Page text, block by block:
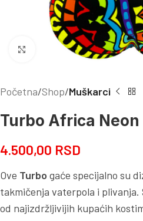
Kliknite za uvećanje
Početna Shop Muškarci
Turbo Africa Neon
4.500,00 RSD
Ove Turbo gaće specijalno su
takmičenja vaterpola i plivanja.
od najizdržljivijih kupaćih